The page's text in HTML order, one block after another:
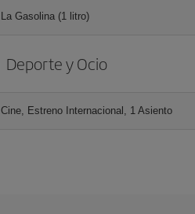
La Gasolina (1 litro)
Deporte y Ocio
Cine, Estreno Internacional, 1 Asiento